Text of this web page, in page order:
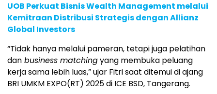
UOB Perkuat Bisnis Wealth Management melalui
Kemitraan Distribusi Strategis dengan Allianz
Global Investors
“Tidak hanya melalui pameran, tetapi juga pelatihan
dan business matchingyang membuka peluang
kerja sama lebih luas,” ujar Fitri saat ditemui di ajang
BRI UMKM EXPO(RT) 2025 di ICE BSD, Tangerang.